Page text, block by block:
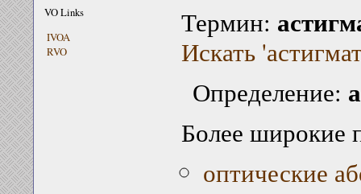
VO Links
IVOA
RVO
Термин:
Искать
Определение:
Более широкие
оптические